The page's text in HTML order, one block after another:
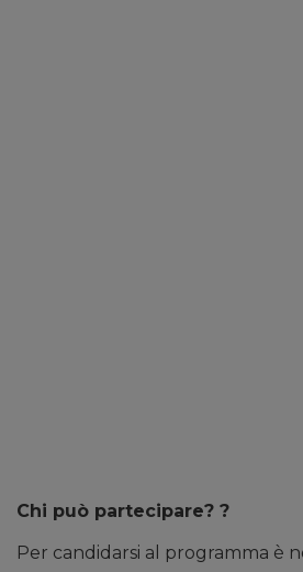
Chi può partecipare? ?
Per candidarsi al programma è